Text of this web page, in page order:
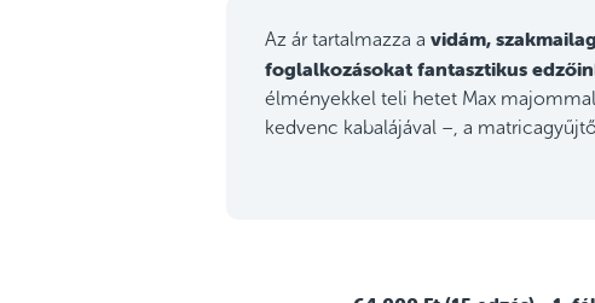
Az ár tartalmazza a vidám,
foglalkozásokat fantasztikus
élményekkel teli hetet Max
kedvenc kabalájával –, a